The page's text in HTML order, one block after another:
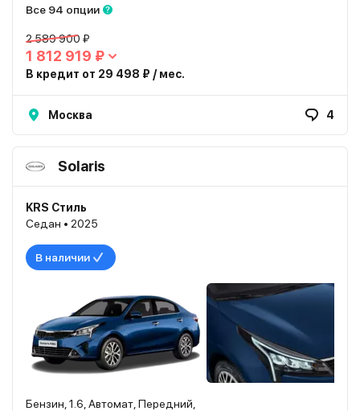
Все 94 опции
2 589 900 ₽
1 812 919 ₽
В кредит от 29 498 ₽ / мес.
Москва 4
Solaris
KRS Стиль
Седан • 2025
В наличии
Бензин, 1.6, Автомат, Передний,